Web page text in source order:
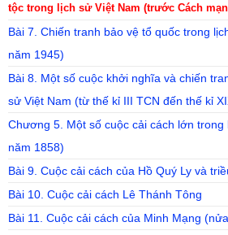
tộc trong lịch sử Việt Nam (trước Cách
Bài 7. Chiến tranh bảo vệ tổ quốc trong
năm 1945)
Bài 8. Một số cuộc khởi nghĩa và chiến
sử Việt Nam (từ thế kỉ III TCN đến thế kỉ
Chương 5. Một số cuộc cải cách lớn
năm 1858)
Bài 9. Cuộc cải cách của Hồ Quý Ly và
Bài 10. Cuộc cải cách Lê Thánh Tông
Bài 11. Cuộc cải cách của Minh Mạng